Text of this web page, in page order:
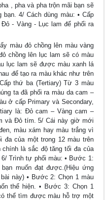
, pha và pha trộn mãi bạn sẽ
4/ Cách dùng màu: • Cấp
- Vàng - Lục lam để phối ra
màu đỏ chồng lên màu vàng
chồng lên lục lam sẽ có màu
lục lam sẽ được màu xanh lá
để tạo ra màu khác như trên
thứ ba (Tertiary) Từ 3 màu
ta đã phối ra màu da cam –
ở cấp Primary và Secondary,
là: Đỏ cam – Vàng cam –
và Đỏ tím. 5/ Cái này giờ mới
màu xám hay màu trắng vì
đa của một trong 12 màu trên
là sắc độ tăng tối đa của
Trình tự phối màu: • Bước 1:
muốn đạt được.(Hiệu ứng
này) • Bước 2: Chọn 1 màu
thể hiện. • Bước 3: Chọn 1
thể tìm được màu hỗ trợ một